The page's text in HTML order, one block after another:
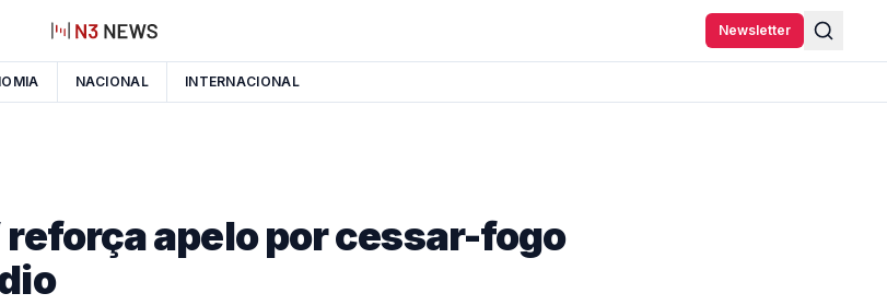
Newsletter
NACIONAL INTERNACIONAL
reforça apelo por cessar-fogo